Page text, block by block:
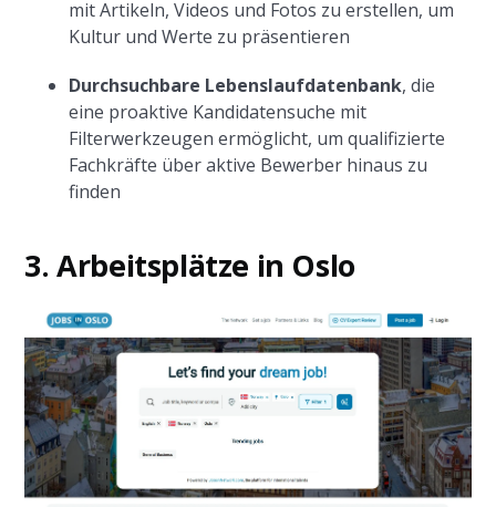
mit Artikeln, Videos und Fotos zu erstellen, um
Kultur und Werte zu präsentieren
Durchsuchbare Lebenslaufdatenbank, die
eine proaktive Kandidatensuche mit
Filterwerkzeugen ermöglicht, um qualifizierte
Fachkräfte über aktive Bewerber hinaus zu
finden
3. Arbeitsplätze in Oslo